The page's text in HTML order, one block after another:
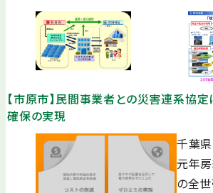
【市原市】民間事業者との災害連系協
確保の実現
千葉
元年
の全